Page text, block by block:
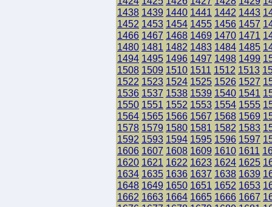
1438 1439 1440 1441 1442 1443
1452 1453 1454 1455 1456 1457
1466 1467 1468 1469 1470 1471
1480 1481 1482 1483 1484 1485
1494 1495 1496 1497 1498 1499
1508 1509 1510 1511 1512 1513
1522 1523 1524 1525 1526 1527
1536 1537 1538 1539 1540 1541
1550 1551 1552 1553 1554 1555
1564 1565 1566 1567 1568 1569
1578 1579 1580 1581 1582 1583
1592 1593 1594 1595 1596 1597
1606 1607 1608 1609 1610 1611
1620 1621 1622 1623 1624 1625
1634 1635 1636 1637 1638 1639
1648 1649 1650 1651 1652 1653
1662 1663 1664 1665 1666 1667